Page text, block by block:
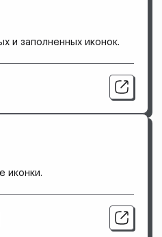
и заполненных иконок.
иконки.